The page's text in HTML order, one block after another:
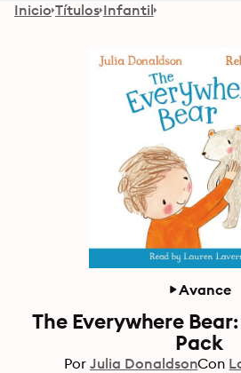
Inicio Títulos Infantil
Avance
The Everywhere
Pack
Por Julia DonaldsonCon